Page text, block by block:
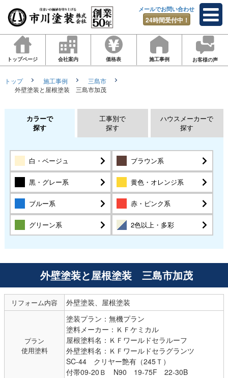
メールでお問い合わせ
24時間受付中！
トップページ 会社案内 価格表 施工事例 お客様の声
トップ 施工事例
三島市
外壁塗装と屋根塗装 三島市加茂
カラーで
探す
工事別で
探す
ハウスメーカーで
探す
白・ベージュ ブラウン系
黒・グレー系 黄色・オレンジ系
ブルー系 赤・ピンク系
グリーン系 2色以上・多彩
外壁塗装と屋根塗装 三島市加茂
リフォーム内容 外壁塗装、屋根塗装
プラン
使用塗料
塗装プラン：無機プラン
塗料メーカー：ＫＦケミカル
屋根塗料名：ＫＦワールドセラルーフ
外壁塗料名：ＫＦワールドセラグランツ
SC-44 クリヤー艶有（245Ｔ）
付帯09-20Ｂ N90 19-75F 22-30B